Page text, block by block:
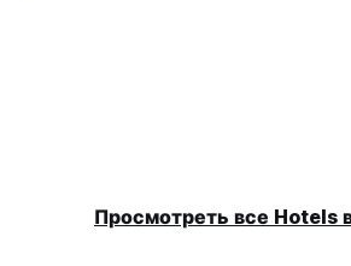
Просмотреть все Hotels